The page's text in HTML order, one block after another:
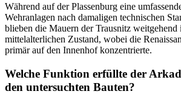
Während auf der Plassenburg eine
Wehranlagen nach damaligen technischen
blieben die Mauern der Trausnitz weitgehend
mittelalterlichen Zustand, wobei die
primär auf den Innenhof konzentrierte.
Welche Funktion erfüllte der
den untersuchten Bauten?